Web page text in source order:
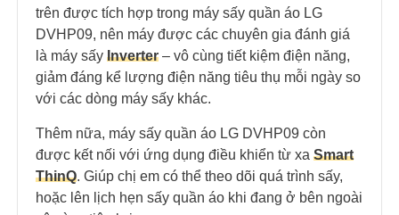
trên được tích hợp trong máy sấy quần áo LG
DVHP09, nên máy được các chuyên gia đánh giá
là máy sấy Inverter – vô cùng tiết kiệm điện năng,
giảm đáng kể lượng điện năng tiêu thụ mỗi ngày so
với các dòng máy sấy khác.
Thêm nữa, máy sấy quần áo LG DVHP09 còn
được kết nối với ứng dụng điều khiển từ xa Smart
ThinQ. Giúp chị em có thể theo dõi quá trình sấy,
hoặc lên lịch hẹn sấy quần áo khi đang ở bên ngoài